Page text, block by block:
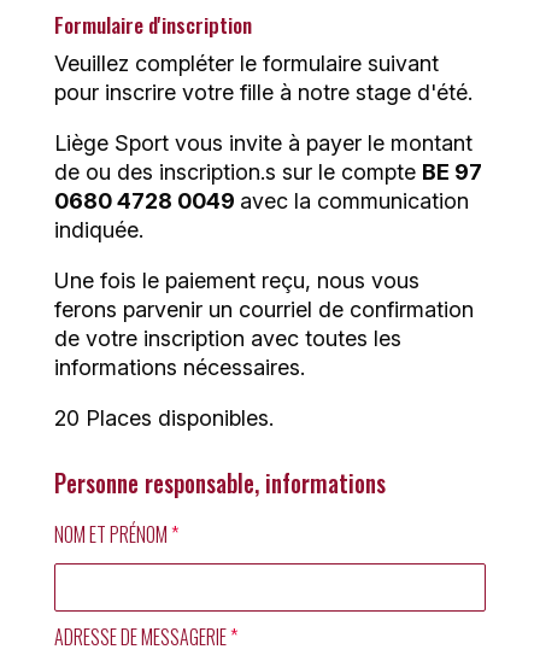
Formulaire d'inscription
Veuillez compléter le formulaire suivant
pour inscrire votre fille à notre stage d'été.
Liège Sport vous invite à payer le montant
de ou des inscription.s sur le compte BE 97
0680 4728 0049 avec la communication
indiquée.
Une fois le paiement reçu, nous vous
ferons parvenir un courriel de confirmation
de votre inscription avec toutes les
informations nécessaires.
20 Places disponibles.
Personne responsable, informations
NOM ET PRÉNOM*
ADRESSE DE MESSAGERIE*